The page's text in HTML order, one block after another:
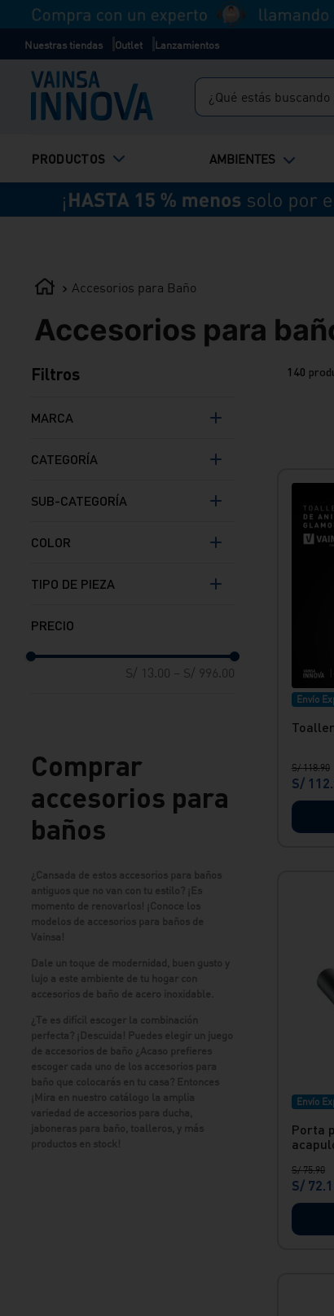
Nuestras tiendas Outlet Lanzamientos
¿Qué estás buscando
PRODUCTOS AMBIENTES
Accesorios para Baño
Accesorios para
Filtros
MARCA
Italgrif
CATEGORÍA
Por Tipo de Pieza
SUB-CATEGORÍA
Portapapel
Jaboneras
Repisa
Dispensadores
COLOR
Gold
Gunmetal
Blanco
Transparente
TIPO DE PIEZA
Porta papel
PERCHERO
Toallero múltiple
Toallero de mano
S/ 13.00 – S/ 996.00
Comprar
accesorios para
baños
¿Cansada de estos accesorios para baños
antiguos que no van con tu estilo? ¡Es
momento de renovarlos! ¡Conoce los
modelos de accesorios para baños de
Vainsa!
Dale un toque de modernidad, buen gusto y
lujo a este ambiente de tu hogar con
accesorios de baño de acero inoxidable.
¿Te es difícil escoger la combinación
perfecta? ¡Descuida! Puedes elegir un juego
de accesorios de baño ¿Acaso prefieres
escoger cada uno de los accesorios para
baño que colocarás en tu casa? Entonces
¡Mira en nuestro catálogo la amplia
variedad de accesorios para ducha,
jaboneras para baño, toalleros, y más
productos en stock!
140
Envío
S/ 118.90
S/ 112.
Envío
Porta
S/ 75.90
S/ 72.
lavadero